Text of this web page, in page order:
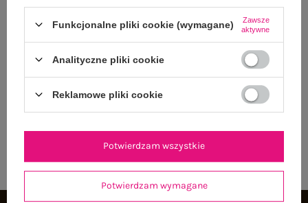
NEWSLETTER
Zapisz się do naszego newslettera i otrzymaj 15% zniżki na
pierwsze zamówienie
ZAPISZ SIĘ
Funkcjonalne pliki cookie (wymagane)
Zawsze
aktywne
Analityczne pliki cookie
Reklamowe pliki cookie
Potwierdzam wymagane
Potwierdzam wszystkie